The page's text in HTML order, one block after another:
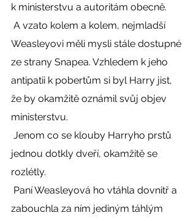
k ministerstvu a autoritám obecně.
Weasleyovi měli mysli stále dostupné
ze strany Snapea. Vzhledem k jeho
antipatii k pobertům si byl Harry jist,
že by okamžitě oznámil svůj objev
ministerstvu.
jednou dotkly dveří, okamžitě se
rozlétly.
zabouchla za ním jediným táhlým